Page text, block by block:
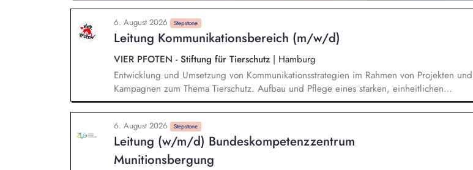
6. August 2026 Stepstone
Leitung Kommunikationsbereich (m/w/d)
VIER PFOTEN - Stiftung für Tierschutz | Hamburg
Entwicklung und Umsetzung von Kommunikationsstrategien im Rahmen von Projekten und
Kampagnen zum Thema Tierschutz. Aufbau und Pflege eines starken, einheitlichen
Markenauftritts von VIER PFOTEN Deutschland. Entwicklung von Social-Media-Strategien
und Zielgruppen-Definitionen. Monitoring externer Trends, um aufkommende Themen
frühzeitig zu erkennen und zeitnahe, wirkungsvolle Kommunikationsstrategien zu
gewährleisten. Budgetplanung und Kostenstellenmanagement. Fachliche Führung der
Mitarbeitenden (Öffentlichkeitsarbeit, Brand und Content, Digital Communications)
6. August 2026 Stepstone
Leitung (w/m/d) Bundeskompetenzzentrum
Munitionsbergung